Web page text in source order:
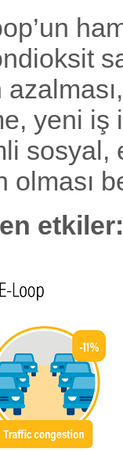
yeni iş
sosyal,
olması
etkiler: